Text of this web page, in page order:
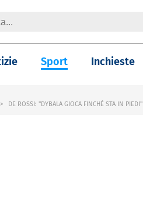
Sport Inchieste
DE ROSSI: "DYBALA GIOCA FINCHÉ STA IN PIEDI"